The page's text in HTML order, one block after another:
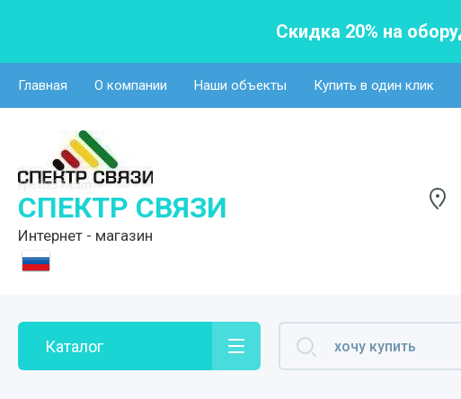
Скидка 20% на
Главная О компании Наши объекты Купить в один клик
СПЕКТР СВЯЗИ
Интернет - магазин
Каталог